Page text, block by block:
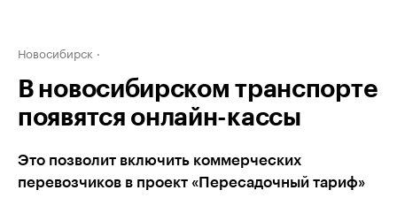
Новосибирск
В новосибирском транспорте
появятся онлайн-кассы
Это позволит включить коммерческих
перевозчиков в проект «Пересадочный тариф»